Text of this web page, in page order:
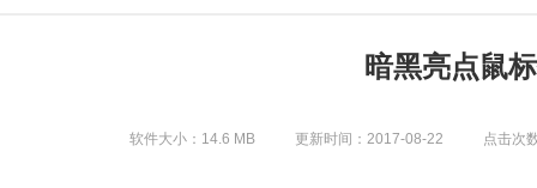
暗黑亮点鼠
软件大小：14.6 MB 更新时间：2017-08-22 点击次